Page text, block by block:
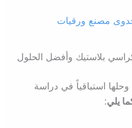
مصنع ورقيات
بلاستيك وأفضل الحلول
استباقياً في دراسة
يلي: